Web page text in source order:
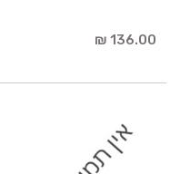
136.00 ₪